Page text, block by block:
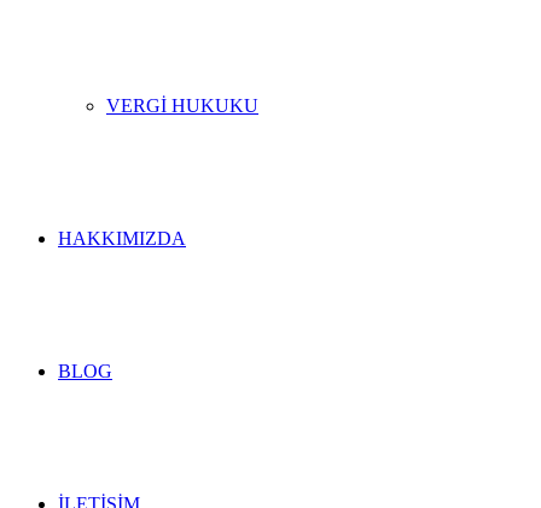
VERGI HUKUKU
HAKKIMIZDA
BLOG
İLETIŞIM